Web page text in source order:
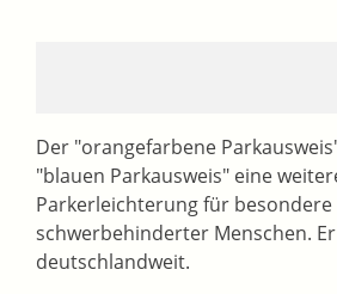
Der "orangefarbene
"blauen Parkausweis" eine
Parkerleichterung für
schwerbehinderter Menschen.
deutschlandweit.